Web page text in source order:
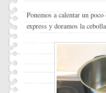
Ponemos a calentar un
express y doramos la